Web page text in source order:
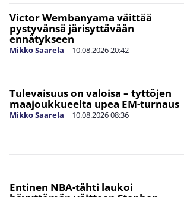
Victor Wembanyama väittää
pystyvänsä järisyttävään
ennätykseen
Mikko Saarela | 10.08.202620:42
Tulevaisuus on valoisa – tyttöjen
maajoukkueelta upea EM-turnaus
Mikko Saarela | 10.08.202608:36
Entinen NBA-tähti laukoi